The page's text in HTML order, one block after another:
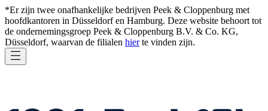
*Er zijn twee onafhankelijke bedrijven Peek & Cloppenburg met
hoofdkantoren in Düsseldorf en Hamburg. Deze website behoort tot
de ondernemingsgroep Peek & Cloppenburg B.V. & Co. KG,
Düsseldorf, waarvan de filialen hierte vinden zijn.